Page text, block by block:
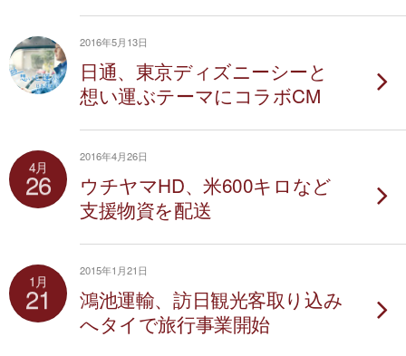
2016年5月13日
日通、東京ディズニーシーと
想い運ぶテーマにコラボCM
4月
26
2016年4月26日
ウチヤマHD、米600キロなど
支援物資を配送
1月
21
2015年1月21日
鴻池運輸、訪日観光客取り込み
へタイで旅行事業開始